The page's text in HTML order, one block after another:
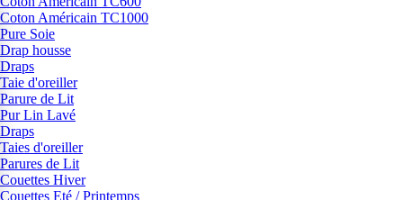
Coton Américain TC1000
Pure Soie
Drap housse
Draps
Taie d'oreiller
Parure de Lit
Pur Lin Lavé
Draps
Taies d'oreiller
Parures de Lit
Couettes Hiver
Couettes Eté / Printemps